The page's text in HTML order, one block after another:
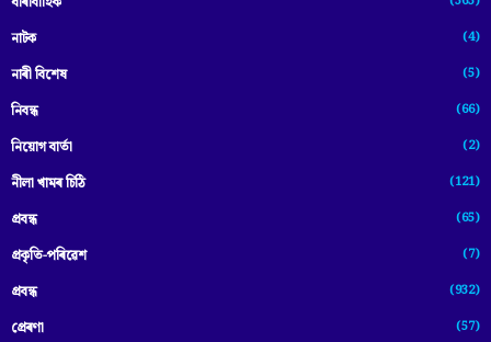
নাটক (4)
নাৰী বিশেষ (5)
নিবন্ধ (66)
নিয়োগ বাৰ্তা (2)
নীলা খামৰ চিঠি (121)
প্রবন্ধ (65)
প্ৰকৃতি-পৰিৱেশ (7)
প্ৰবন্ধ (932)
প্ৰেৰণা (57)